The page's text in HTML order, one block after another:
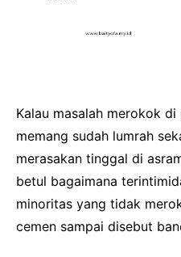
Kalau masalah merokok
memang sudah lumrah
merasakan tinggal di
betul bagaimana
minoritas yang tidak
cemen sampai disebut